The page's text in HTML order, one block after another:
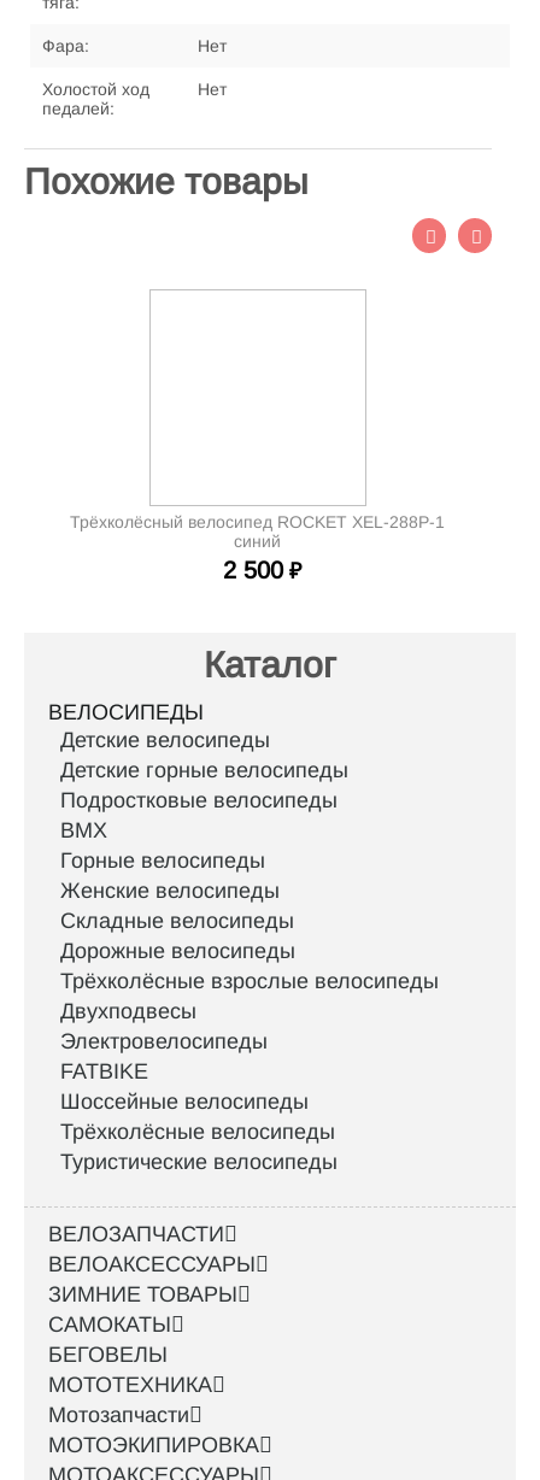
Фара: Нет
Холостой ход
педалей:
Нет
Похожие товары
Трёхколёсный велосипед ROCKET XEL-288P-1
синий
2 500 ₽
Каталог
ВЕЛОСИПЕДЫ
Детские велосипеды
Детские горные велосипеды
Подростковые велосипеды
BMX
Горные велосипеды
Женские велосипеды
Складные велосипеды
Дорожные велосипеды
Трёхколёсные взрослые велосипеды
Двухподвесы
Электровелосипеды
FATBIKE
Шоссейные велосипеды
Трёхколёсные велосипеды
Туристические велосипеды
ВЕЛОЗАПЧАСТИ
ВЕЛОАКСЕССУАРЫ
ЗИМНИЕ ТОВАРЫ
САМОКАТЫ
БЕГОВЕЛЫ
МОТОТЕХНИКА
Мотозапчасти
МОТОЭКИПИРОВКА